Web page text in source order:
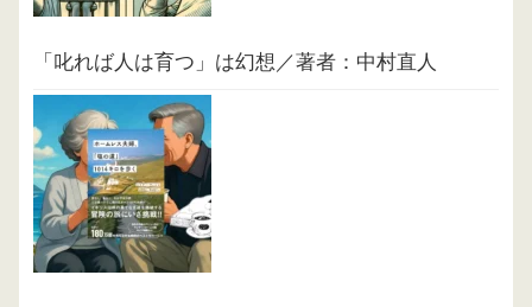
「叱れば人は育つ」は幻想／著者：中村直人